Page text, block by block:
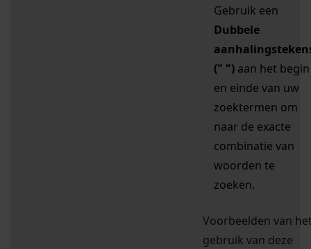
Gebruik een
Dubbele
(" ") aan het begin
en einde van uw
zoektermen om
naar de exacte
combinatie van
woorden te
zoeken.
Voorbeelden van
gebruik van deze